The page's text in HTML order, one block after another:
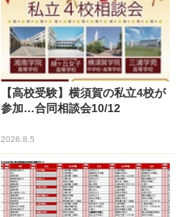
【高校受験】横須賀の私立4校が
参加…合同相談会10/12
2026.8.5